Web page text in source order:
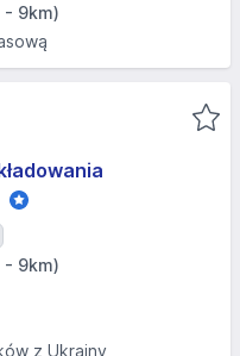
- 9km)
- 9km)
z Ukrainy